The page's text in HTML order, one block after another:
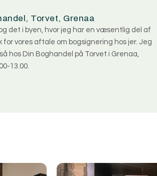
Torvet, Grenaa
det i byen, hvor jeg har en væsentlig del af
for vores aftale om bogsignering hos jer. Jeg
hos Din Boghandel på Torvet i Grenaa,
13.00.